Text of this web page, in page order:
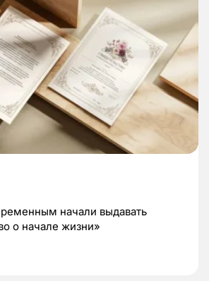
начали выдавать
о начале жизни»